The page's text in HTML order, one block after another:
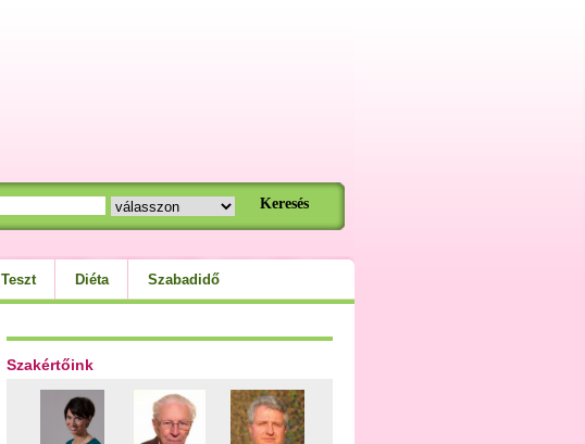
Teszt Diéta Szabadidő
Szakértőink